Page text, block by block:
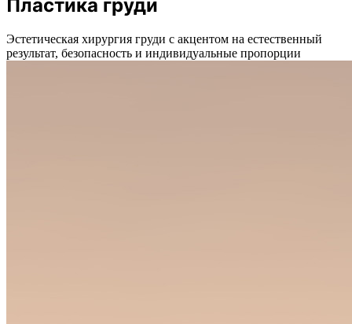
Пластика груди
Эстетическая хирургия груди с акцентом на естественный
результат, безопасность и индивидуальные пропорции